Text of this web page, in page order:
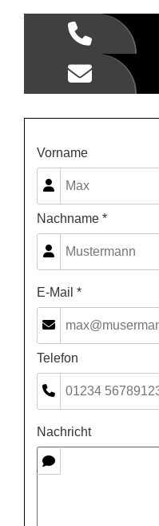
Vorname
Nachname *
E-Mail *
Telefon
Nachricht